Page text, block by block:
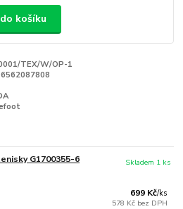
košíku
TEX/W/OP-1
G1700355-6
699 Kč/ks
578 Kč bez DPH
Skladem 1 ks